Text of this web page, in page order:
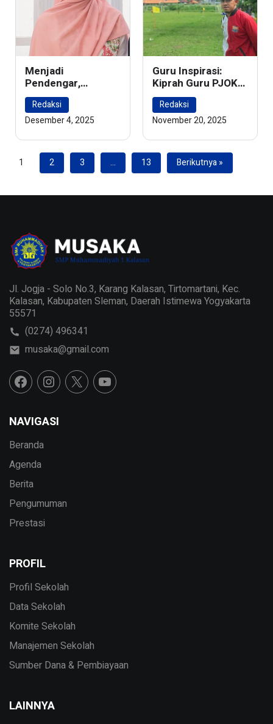
Menjadi
Pendengar,
Penuntun, dan
Sahabat: Kisah
Guru BK Inspiratif
Muhammadiyah 1
Kalasan
Redaksi
Desember 4, 2025
Guru Inspirasi:
Kiprah Guru PJOK
dalam Membangun
Karakter Siswa
Redaksi
November 20, 2025
1 2 3 … 13 Berikutnya »
Jl. Jogja - Solo No.3, Karang Kalasan, Tirtomartani, Kec.
Kalasan, Kabupaten Sleman, Daerah Istimewa Yogyakarta
55571
(0274) 496341
musaka@gmail.com
NAVIGASI
Beranda
Agenda
Berita
Pengumuman
Prestasi
PROFIL
Profil Sekolah
Data Sekolah
Komite Sekolah
Manajemen Sekolah
Sumber Dana & Pembiayaan
LAINNYA